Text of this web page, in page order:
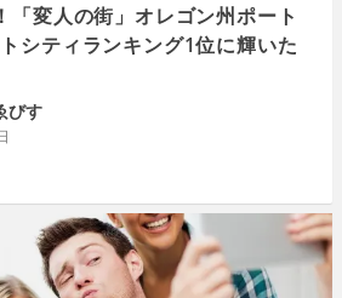
「変人の街」オレゴン州ポート
シティランキング1位に輝いた
びす